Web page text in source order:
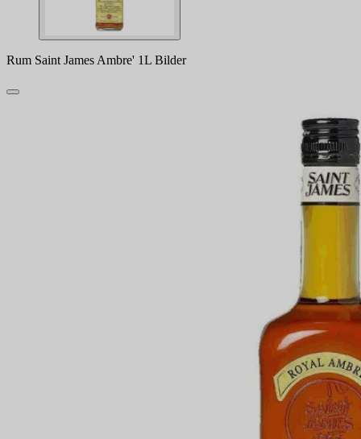
Rum Saint James Ambre' 1L Bilder